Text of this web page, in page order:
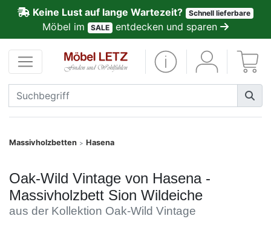
Keine Lust auf lange Wartezeit? Schnell lieferbare
Möbel im SALE entdecken und sparen
Massivholzbetten > Hasena
Oak-Wild Vintage von Hasena -
Massivholzbett Sion Wildeiche
aus der Kollektion Oak-Wild Vintage
Kundenmeinungen
Anmelden
PREMIUM
Schnell
SALE